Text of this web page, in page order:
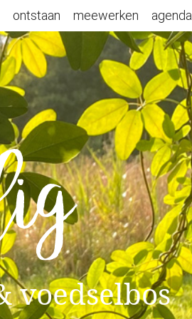
ontstaan meewerken agenda
voedselbos